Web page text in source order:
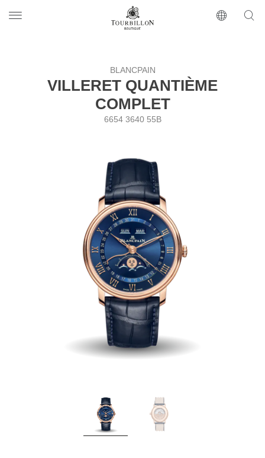
https://www.tourbillon.com/ru
BLANCPAIN
VILLERET QUANTIÈME
COMPLET
6654 3640 55B